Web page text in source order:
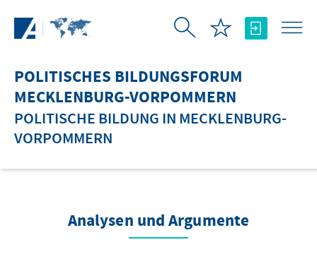
POLITISCHES BILDUNGSFORUM
MECKLENBURG-VORPOMMERN
POLITISCHE BILDUNG IN MECKLENBURG-
VORPOMMERN
Analysen und Argumente